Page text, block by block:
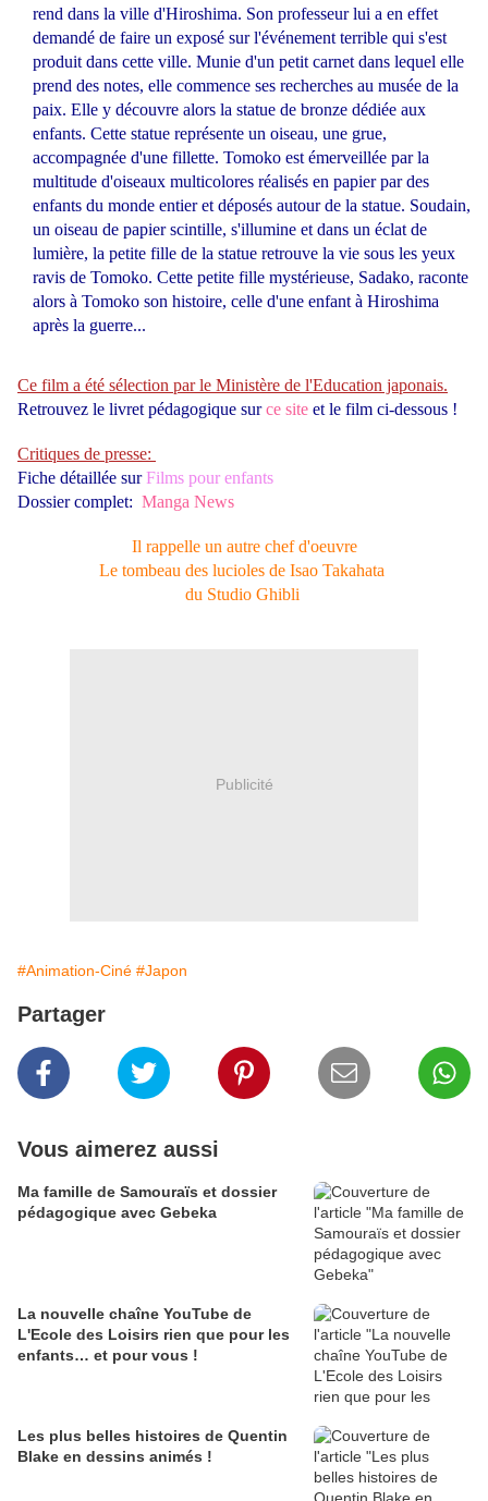
rend dans la ville d'Hiroshima. Son professeur lui a en effet
demandé de faire un exposé sur l'événement terrible qui s'est
produit dans cette ville. Munie d'un petit carnet dans lequel elle
prend des notes, elle commence ses recherches au musée de la
paix. Elle y découvre alors la statue de bronze dédiée aux
enfants. Cette statue représente un oiseau, une grue,
accompagnée d'une fillette. Tomoko est émerveillée par la
multitude d'oiseaux multicolores réalisés en papier par des
enfants du monde entier et déposés autour de la statue. Soudain,
un oiseau de papier scintille, s'illumine et dans un éclat de
lumière, la petite fille de la statue retrouve la vie sous les yeux
ravis de Tomoko. Cette petite fille mystérieuse, Sadako, raconte
alors à Tomoko son histoire, celle d'une enfant à Hiroshima
après la guerre...
Ce film a été sélection par le Ministère de l'Education japonais.
Retrouvez le livret pédagogique surce site et le film ci-dessous !
Critiques de presse:
Fiche détaillée sur Films pour enfants
Dossier complet: Manga News
Il rappelle un autre chef d'oeuvre
Le tombeau des lucioles de Isao Takahata
du Studio Ghibli
Publicité
#Animation-Ciné #Japon
Partager
Vous aimerez aussi
Ma famille de Samouraïs et dossier
pédagogique avec Gebeka
La nouvelle chaîne YouTube de
L'Ecole des Loisirs rien que pour les
enfants… et pour vous !
Les plus belles histoires de Quentin
Blake en dessins animés !